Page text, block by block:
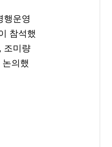
행운영
참석했
조미량
의했